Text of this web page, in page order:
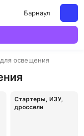
Барнаул
освещения
Стартеры, ИЗУ,
дроссели